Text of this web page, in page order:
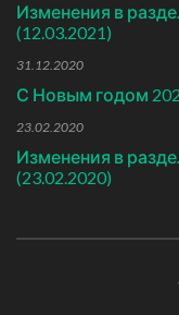
Изменения в
(12.03.2021)
31.12.2020
С Новым годом
23.02.2020
Изменения в
(23.02.2020)